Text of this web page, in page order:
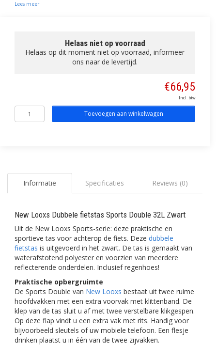
Lees meer
Helaas niet op voorraad
Helaas op dit moment niet op voorraad, informeer
ons naar de levertijd.
€66,95
Incl. btw
Toevoegen aan winkelwagen
Informatie Specificaties Reviews (0)
New Looxs Dubbele fietstas Sports Double 32L Zwart
Uit de New Looxs Sports-serie: deze praktische en
sportieve tas voor achterop de fiets. Deze dubbele
fietstas is uitgevoerd in het zwart. De tas is gemaakt van
waterafstotend polyester en voorzien van meerdere
reflecterende onderdelen. Inclusief regenhoes!
Praktische opbergruimte
De Sports Double van New Looxs bestaat uit twee ruime
hoofdvakken met een extra voorvak met klittenband. De
klep van de tas sluit u af met twee verstelbare klikgespen.
Op deze flap vindt u een extra vak met rits. Handig voor
bijvoorbeeld sleutels of uw mobiele telefoon. Een flesje
drinken plaatst u in één van de twee zijvakken.